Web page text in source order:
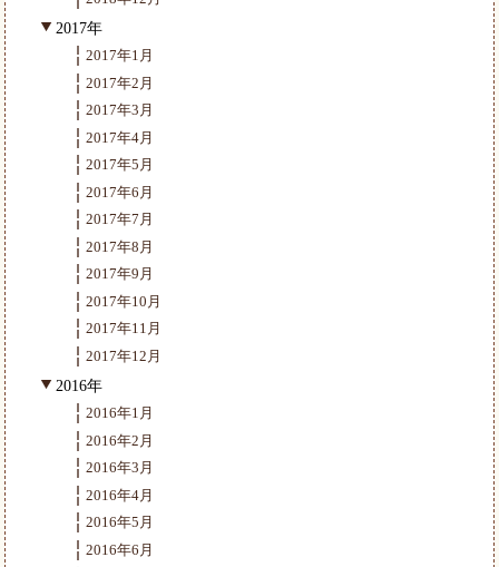
2017年
2017年1月
2017年2月
2017年3月
2017年4月
2017年5月
2017年6月
2017年7月
2017年8月
2017年9月
2017年10月
2017年11月
2017年12月
2016年
2016年1月
2016年2月
2016年3月
2016年4月
2016年5月
2016年6月